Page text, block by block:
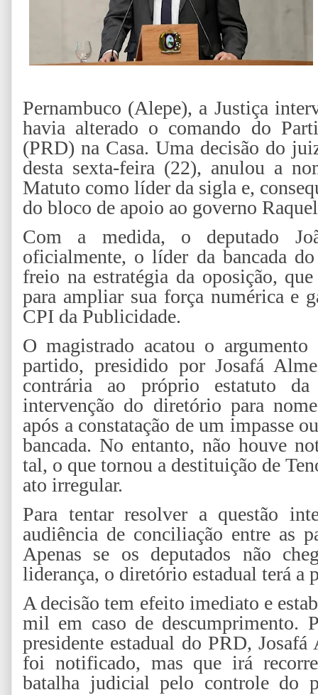
Pernambuco (Alepe), a Justiça
havia alterado o comando do
(PRD) na Casa. Uma decisão do
desta sexta-feira (22), anulou a
Matuto como líder da sigla e,
do bloco de apoio ao governo
Com a medida, o deputado
oficialmente, o líder da bancada
freio na estratégia da oposição,
para ampliar sua força numérica e
CPI da Publicidade.
O magistrado acatou o
partido, presidido por Josafá
contrária ao próprio estatuto
intervenção do diretório para
após a constatação de um impasse
bancada. No entanto, não houve
tal, o que tornou a destituição de
ato irregular.
Para tentar resolver a questão
audiência de conciliação entre as
Apenas se os deputados não
liderança, o diretório estadual terá a
A decisão tem efeito imediato e
mil em caso de descumprimento.
presidente estadual do PRD,
foi notificado, mas que irá
batalha judicial pelo controle do